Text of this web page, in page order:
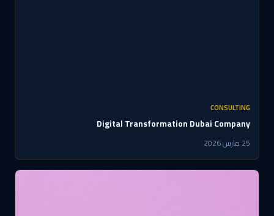
CONSULTING
Digital Transformation Dubai Company
25 مارس 2026